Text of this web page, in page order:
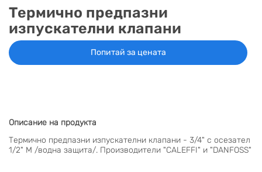
ДЪРВА
ПЕЛЕТИ
Термично предпазни
изпускателни клапани
Попитай за цената
Описание на продукта
Термично предпазни изпускателни клапани - 3/4" с осезател
1/2" М /водна защита/. Производители "CALEFFI" и "DANFOSS"